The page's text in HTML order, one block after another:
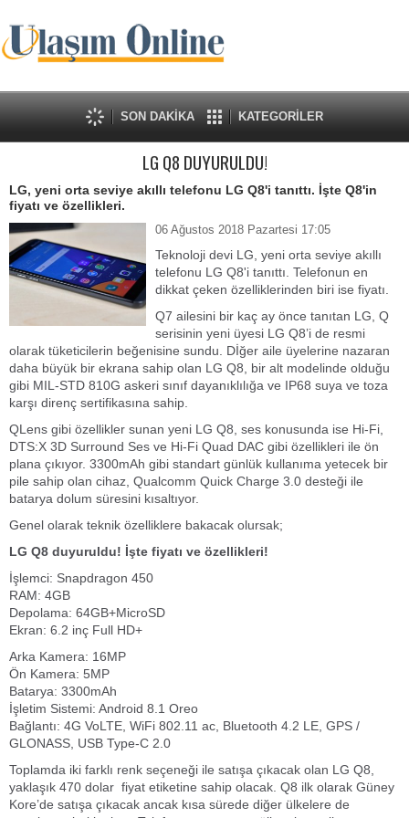
SON DAKİKA KATEGORİLER
LG Q8 DUYURULDU!
LG, yeni orta seviye akıllı telefonu LG Q8'i tanıttı. İşte Q8'in
fiyatı ve özellikleri.
06 Ağustos 2018 Pazartesi 17:05
Teknoloji devi LG, yeni orta seviye akıllı
telefonu LG Q8'i tanıttı. Telefonun en
dikkat çeken özelliklerinden biri ise fiyatı.
Q7 ailesini bir kaç ay önce tanıtan LG, Q
serisinin yeni üyesi LG Q8’i de resmi
olarak tüketicilerin beğenisine sundu. Dİğer aile üyelerine nazaran
daha büyük bir ekrana sahip olan LG Q8, bir alt modelinde olduğu
gibi MIL-STD 810G askeri sınıf dayanıklılığa ve IP68 suya ve toza
karşı direnç sertifikasına sahip.
QLens gibi özellikler sunan yeni LG Q8, ses konusunda ise Hi-Fi,
DTS:X 3D Surround Ses ve Hi-Fi Quad DAC gibi özellikleri ile ön
plana çıkıyor. 3300mAh gibi standart günlük kullanıma yetecek bir
pile sahip olan cihaz, Qualcomm Quick Charge 3.0 desteği ile
batarya dolum süresini kısaltıyor.
Genel olarak teknik özelliklere bakacak olursak;
LG Q8 duyuruldu! İşte fiyatı ve özellikleri!
İşlemci: Snapdragon 450
RAM: 4GB
Depolama: 64GB+MicroSD
Ekran: 6.2 inç Full HD+
Arka Kamera: 16MP
Ön Kamera: 5MP
Batarya: 3300mAh
İşletim Sistemi: Android 8.1 Oreo
Bağlantı: 4G VoLTE, WiFi 802.11 ac, Bluetooth 4.2 LE, GPS /
GLONASS, USB Type-C 2.0
Toplamda iki farklı renk seçeneği ile satışa çıkacak olan LG Q8,
yaklaşık 470 dolar fiyat etiketine sahip olacak. Q8 ilk olarak Güney
Kore’de satışa çıkacak ancak kısa sürede diğer ülkelere de